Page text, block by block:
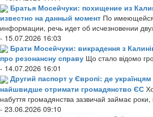
Братья Мосейчуки: похищение из
известно на данный момент По
информации, речь идет об исчезновении
- 15.07.2026 16:03
Брати Мосейчуки: викрадення з
про резонансну справу Що стало відомо
- 14.07.2026 16:01
Другий паспорт у Європі: де
найшвидше отримати громадянство ЄС
набуття громадянства зазвичай займає роки,
- 23.06.2026 09:10